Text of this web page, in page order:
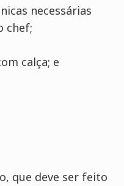
necessárias
chef;
calça; e
que deve ser feito